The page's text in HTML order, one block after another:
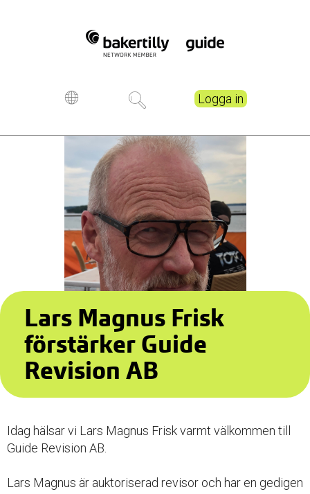
Logga in
Lars Magnus Frisk
förstärker Guide
Revision AB
Idag hälsar vi Lars Magnus Frisk varmt välkommen till
Guide Revision AB.
Lars Magnus är auktoriserad revisor och har en gedigen